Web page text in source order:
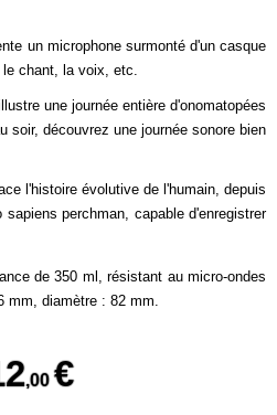
un microphone surmonté d'un casque
chant, la voix, etc.
une journée entière d'onomatopées
soir, découvrez une journée sonore bien
l'histoire évolutive de l'humain, depuis
sapiens perchman, capable d'enregistrer
de 350 ml, résistant au micro-ondes
mm, diamètre : 82 mm.
,00 €